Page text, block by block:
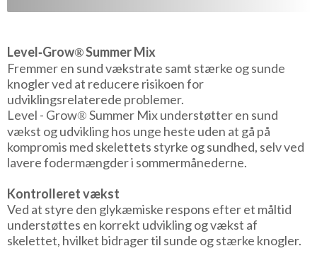
Level‑Grow®Summer Mix
Fremmer en sund vækstrate samt stærke og sunde
knogler ved at reducere risikoen for
udviklingsrelaterede problemer.
Level - Grow® Summer Mix understøtter en sund
vækst og udvikling hos unge heste uden at gå på
kompromis med skelettets styrke og sundhed, selv ved
lavere fodermængder i sommermånederne.
Kontrolleret vækst
Ved at styre den glykæmiske respons efter et måltid
understøttes en korrekt udvikling og vækst af
skelettet, hvilket bidrager til sunde og stærke knogler.